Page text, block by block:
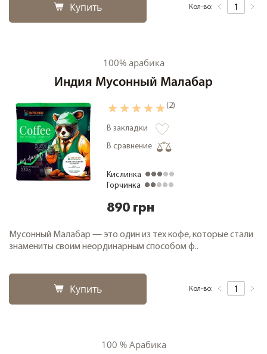
Купить Кол-во:
100% арабика
Индия Мусонный Малабар
(2)
В закладки
В сравнение
Кислинка
Горчинка
890 грн
Мусонный Малабар — это один из тех кофе, которые стали
знамениты своим неординарным способом ф..
Купить Кол-во:
100 % Арабика